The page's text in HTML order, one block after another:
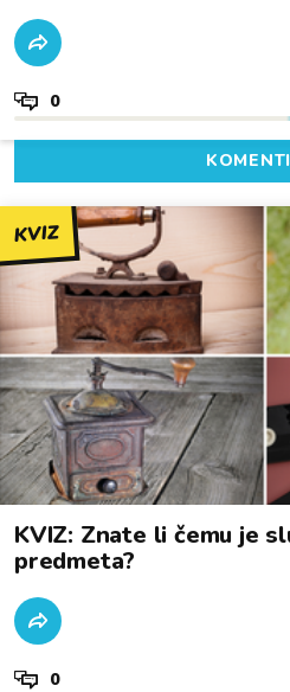
0
KVIZ
KVIZ: Znate li čemu je
predmeta?
0